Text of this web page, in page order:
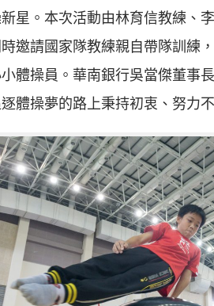
星。本次活動由林育信教練、
邀請國家隊教練親自帶隊訓練
體操員。華南銀行吳當傑董事
體操夢的路上秉持初衷、努力不